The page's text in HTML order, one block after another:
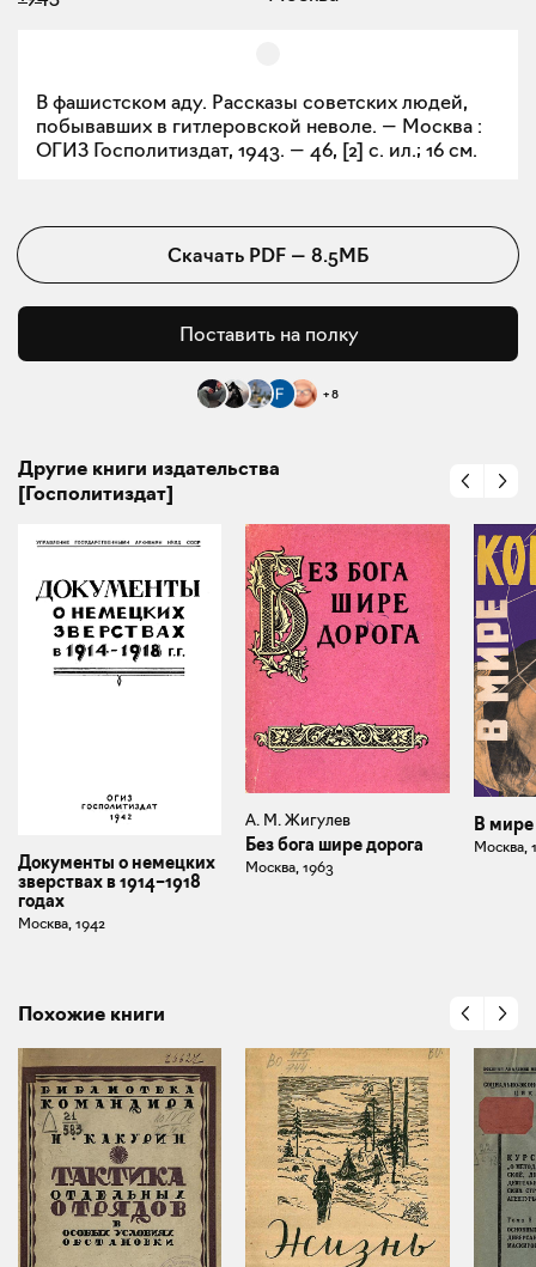
В фашистском аду. Рассказы советских людей,
побывавших в гитлеровской неволе. — Москва :
ОГИЗ Госполитиздат, 1943. — 46, [2] с. ил.; 16 см.
Скачать PDF — 8.5МБ
Поставить на полку
+8
Другие книги издательства
[Госполитиздат]
Документы о немецких
зверствах в 1914–1918
годах
Москва, 1942
А. М. Жигулев
Без бога шире дорога
Москва, 1963
В
Москва,
Похожие книги